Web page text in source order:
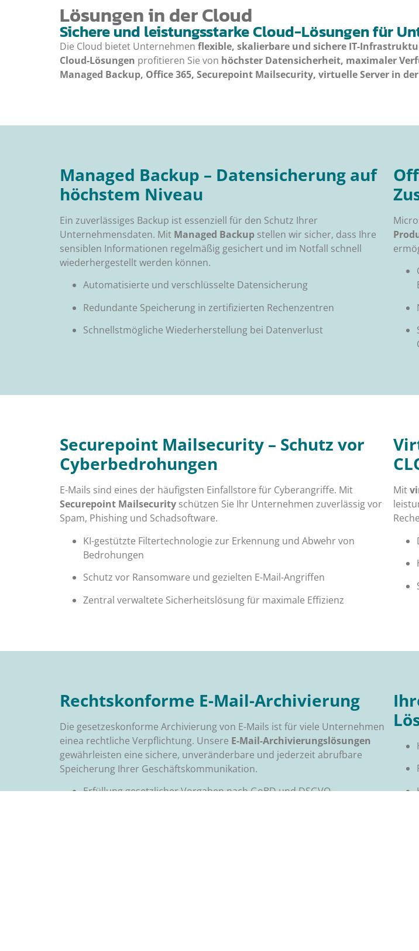
Lösungen in der Cloud
Sichere und leistungsstarke Cloud-Lösungen für
Die Cloud bietet Unternehmen flexible, skalierbare und sichere IT-
Cloud-Lösungen profitieren Sie von höchster Datensicherheit, maximaler
Managed Backup, Office 365, Securepoint Mailsecurity, virtuelle Server in
Managed Backup – Datensicherung auf
höchstem Niveau
Ein zuverlässiges Backup ist essenziell für den Schutz Ihrer
Unternehmensdaten. Mit Managed Backup stellen wir sicher, dass Ihre
sensiblen Informationen regelmäßig gesichert und im Notfall schnell
wiederhergestellt werden können.
Automatisierte und verschlüsselte Datensicherung
Redundante Speicherung in zertifizierten Rechenzentren
Schnellstmögliche Wiederherstellung bei Datenverlust
Securepoint Mailsecurity – Schutz vor
Cyberbedrohungen
E-Mails sind eines der häufigsten Einfallstore für Cyberangriffe. Mit
Securepoint Mailsecurity schützen Sie Ihr Unternehmen zuverlässig vor
Spam, Phishing und Schadsoftware.
KI-gestützte Filtertechnologie zur Erkennung und Abwehr von
Bedrohungen
Schutz vor Ransomware und gezielten E-Mail-Angriffen
Zentral verwaltete Sicherheitslösung für maximale Effizienz
Mit
Rechtskonforme E-Mail-Archivierung
Die gesetzeskonforme Archivierung von E-Mails ist für viele Unternehmen
einea rechtliche Verpflichtung. Unsere E-Mail-Archivierungslösungen
gewährleisten eine sichere, unveränderbare und jederzeit abrufbare
Speicherung Ihrer Geschäftskommunikation.
Erfüllung gesetzlicher Vorgaben nach GoBD und DSGVO